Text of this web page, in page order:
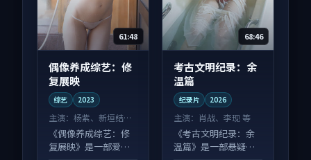
61:48
偶像养成综艺：修
复展映
综艺 2023
主演： 杨紫、新垣结衣
等
《偶像养成综艺：修
复展映》是一部爱情
68:46
考古文明纪录：余
温篇
纪录片 2026
主演： 肖战、李现 等
《考古文明纪录：余
温篇》是一部悬疑向